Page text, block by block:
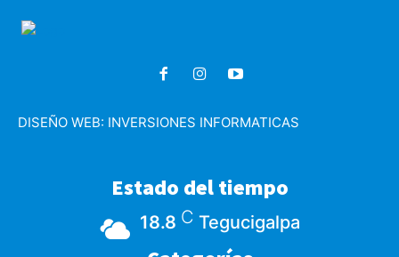
DISEÑO WEB: INVERSIONES INFORMATICAS
Estado del tiempo
18.8 C Tegucigalpa